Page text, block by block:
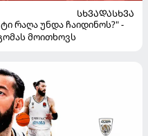
ᲡᲮᲕᲐᲓᲐᲡᲮᲕᲐ
რაღა უნდა ჩაიდინოს?" -
მოითხოვს